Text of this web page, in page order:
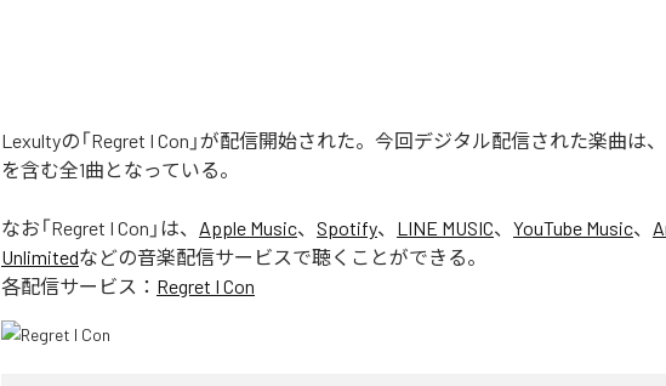
Lexultyの「Regret I Con」が配信開始された。今回デジタル配信された楽曲は、
を含む全1曲となっている。
なお「Regret I Con 」は、 Apple Music、 Spotify、 LINE MUSIC、 YouTube Music、
Unlimitedなどの音楽配信サービスで聴くことができる。
各配信サービス： Regret I Con